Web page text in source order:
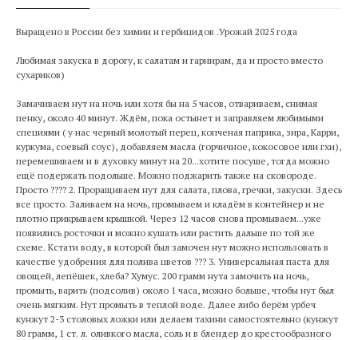
Выращено в России без химии и гербицидов .Урожай 2025 года
Любимая закуска в дорогу, к салатам и гарнирам, да и просто вместо
сухариков)
Замачиваем нут на ночь или хотя бы на 5 часов, отвариваем, снимая
пенку, около 40 минут. Ждём, пока остынет и заправляем любимыми
специями ( у нас черный молотый перец, копченая паприка, зира, Карри,
куркума, соевый соус), добавляем масла (горчичное, кокосовое или гхи),
перемешиваем и в духовку минут на 20...хотите посуше, тогда можно
ещё подержать подольше. Можно поджарить также на сковороде.
Просто ???? 2. Проращиваем нут для салата, плова, гречки, закуски. Здесь
все просто. Заливаем на ночь, промываем и кладём в контейнер и не
плотно прикрываем крышкой. Через 12 часов снова промываем...уже
появились росточки и можно кушать или растить дальше по той же
схеме. Кстати воду, в которой был замочен нут можно использовать в
качестве удобрения для полива цветов ??? 3. Универсальная паста для
овощей, лепёшек, хлеба? Хумус. 200 грамм нута замочить на ночь,
промыть, варить (подсолив) около 1 часа, можно больше, чтобы нут был
очень мягким. Нут промыть в теплой воде. Далее либо берём урбеч
кунжут 2-3 столовых ложки или делаем тахини самостоятельно (кунжут
80 грамм, 1 ст. л. оливкого масла, соль и в блендер до крестообразного